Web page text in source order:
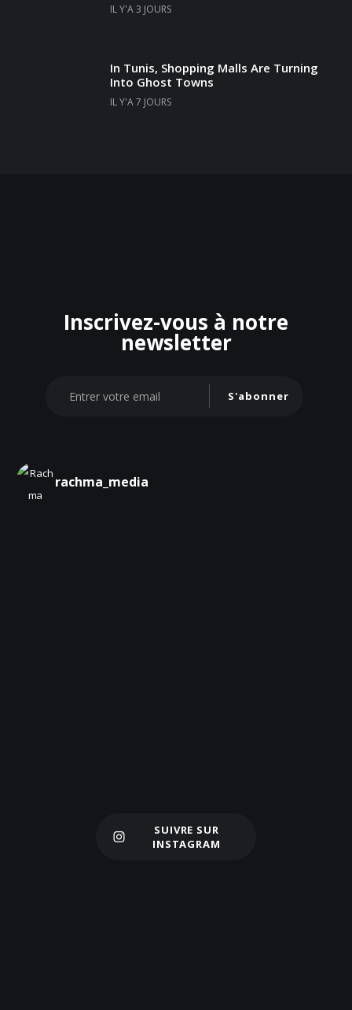
IL Y'A 3 JOURS
In Tunis, Shopping Malls Are Turning
Into Ghost Towns
IL Y'A 7 JOURS
Inscrivez-vous à notre
newsletter
S'abonner
rachma_media
Charger plus
SUIVRE SUR
INSTAGRAM